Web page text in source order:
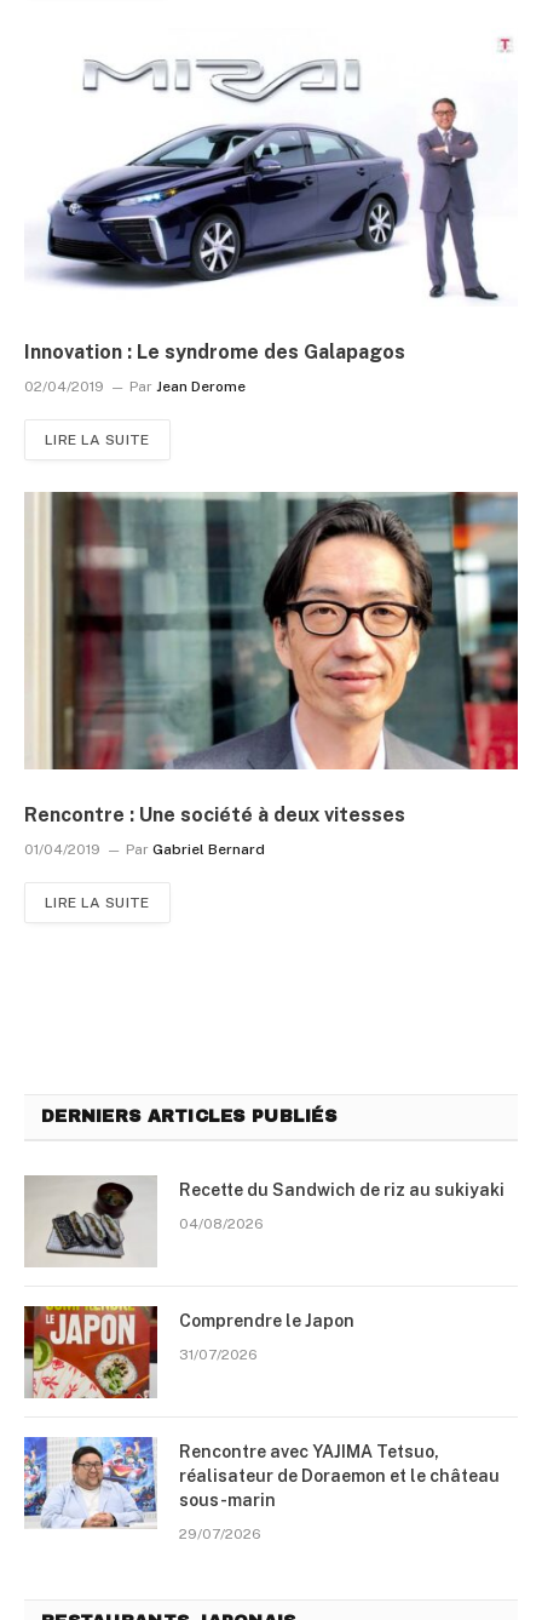
Innovation : Le syndrome des Galapagos
02/04/2019 Par Jean Derome
LIRE LA SUITE
Rencontre : Une société à deux vitesses
01/04/2019 Par Gabriel Bernard
LIRE LA SUITE
DERNIERS ARTICLES PUBLIÉS
Recette du Sandwich de riz au sukiyaki
04/08/2026
Comprendre le Japon
31/07/2026
Rencontre avec YAJIMA Tetsuo,
réalisateur de Doraemon et le château
sous-marin
29/07/2026